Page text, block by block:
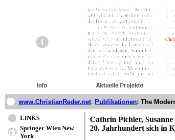
www.ChristianReder.net: Publikationen: The
LINKS
Springer Wien New
York
Cathrin Pichler,
20. Jahrhundert sich in